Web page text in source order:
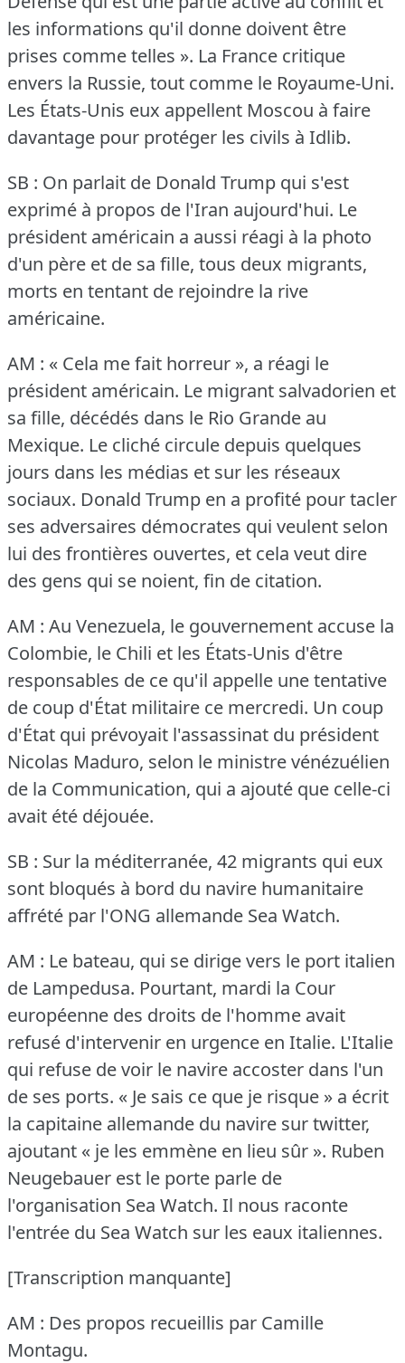
les informations qu'il donne doivent être
prises comme telles ». La France critique
envers la Russie, tout comme le Royaume-Uni.
Les États-Unis eux appellent Moscou à faire
davantage pour protéger les civils à Idlib.
SB : On parlait de Donald Trump qui s'est
exprimé à propos de l'Iran aujourd'hui. Le
président américain a aussi réagi à la photo
d'un père et de sa fille, tous deux migrants,
morts en tentant de rejoindre la rive
américaine.
AM : « Cela me fait horreur », a réagi le
président américain. Le migrant salvadorien et
sa fille, décédés dans le Rio Grande au
Mexique. Le cliché circule depuis quelques
jours dans les médias et sur les réseaux
sociaux. Donald Trump en a profité pour tacler
ses adversaires démocrates qui veulent selon
lui des frontières ouvertes, et cela veut dire
des gens qui se noient, fin de citation.
AM : Au Venezuela, le gouvernement accuse la
Colombie, le Chili et les États-Unis d'être
responsables de ce qu'il appelle une tentative
de coup d'État militaire ce mercredi. Un coup
d'État qui prévoyait l'assassinat du président
Nicolas Maduro, selon le ministre vénézuélien
de la Communication, qui a ajouté que celle-ci
avait été déjouée.
SB : Sur la méditerranée, 42 migrants qui eux
sont bloqués à bord du navire humanitaire
affrété par l'ONG allemande Sea Watch.
AM : Le bateau, qui se dirige vers le port italien
de Lampedusa. Pourtant, mardi la Cour
européenne des droits de l'homme avait
refusé d'intervenir en urgence en Italie. L'Italie
qui refuse de voir le navire accoster dans l'un
de ses ports. « Je sais ce que je risque » a écrit
la capitaine allemande du navire sur twitter,
ajoutant « je les emmène en lieu sûr ». Ruben
Neugebauer est le porte parle de
l'organisation Sea Watch. Il nous raconte
l'entrée du Sea Watch sur les eaux italiennes.
[Transcription manquante]
AM : Des propos recueillis par Camille
Montagu.